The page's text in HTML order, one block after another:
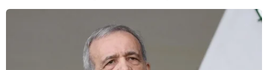
...để rồi, trước khi hiệp 1 kết thúc.